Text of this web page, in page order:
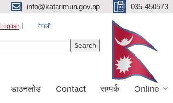
info@katarimun.gov.np 035-450573
English नेपाली
डाउनलोड Contact सम्पर्क Online